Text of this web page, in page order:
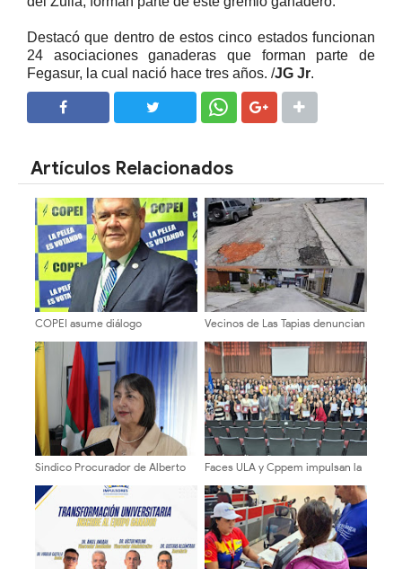
Destacó que dentro de estos cinco estados funcionan
24 asociaciones ganaderas que forman parte de
Fegasur, la cual nació hace tres años. /JG Jr.
Artículos Relacionados
COPEI asume diálogo
vocación de unidad y exigencia
de resultados concretos
Vecinos de Las Tapias denuncian
asfaltado urgente
Sindico Procurador de Alberto
responsabilidad exclusiva de sus
promotores
Faces ULA y Cppem impulsan la
de certificados a 160
participantes